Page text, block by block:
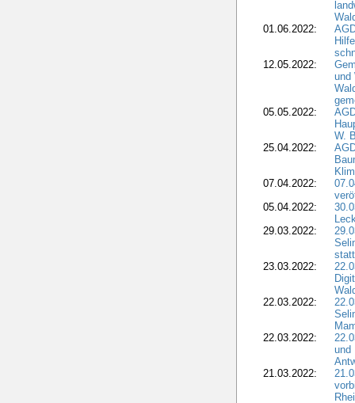
01.06.2022:
12.05.2022:
und
05.05.2022:
W.
25.04.2022:
07.04.2022:
05.04.2022:
29.03.2022:
23.03.2022:
22.03.2022:
22.03.2022:
und
21.03.2022: